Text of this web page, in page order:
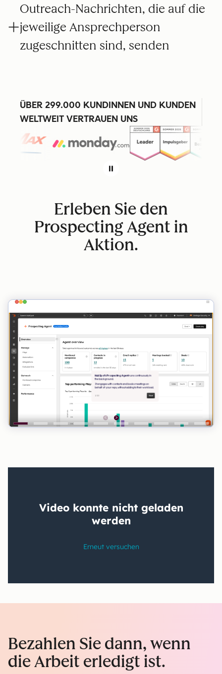
Outreach-Nachrichten, die auf die
jeweilige Ansprechperson
zugeschnitten sind, senden
ÜBER 299.000 KUNDINNEN UND KUNDEN
WELTWEIT VERTRAUEN UNS
Erleben Sie den
Prospecting Agent in
Aktion.
Bezahlen Sie dann, wenn
die Arbeit erledigt ist.